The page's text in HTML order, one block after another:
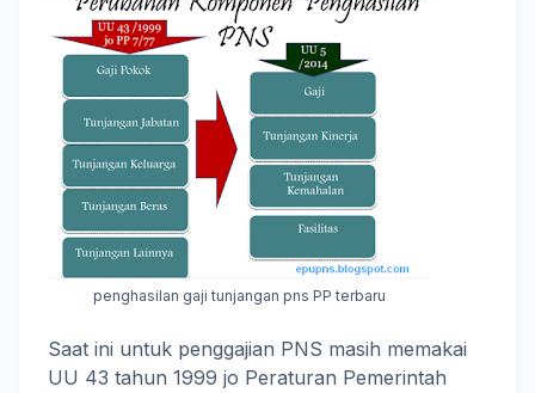
penghasilan gaji tunjangan pns PP terbaru
Saat ini untuk penggajian PNS masih memakai
UU 43 tahun 1999 jo Peraturan Pemerintah